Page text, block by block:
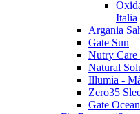
Italia
Argania
Gate Sun
Nutry Care
Natural
Illumia -
Zero35
Gate Ocean